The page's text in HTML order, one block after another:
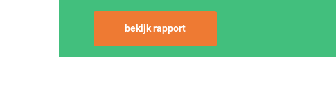
bekijk rapport